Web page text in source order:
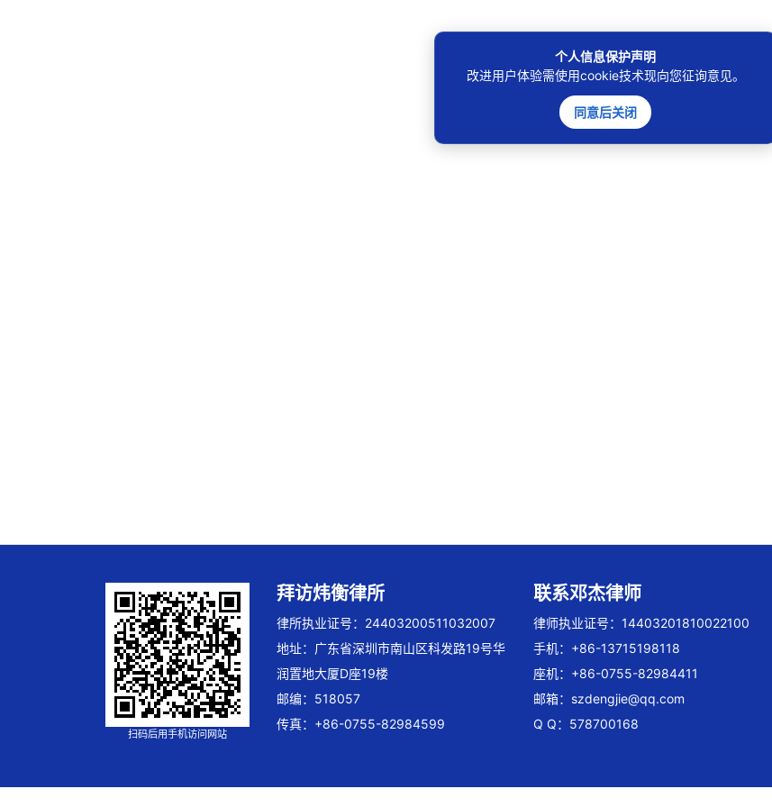
扫码后用手机访问网站
拜访炜衡律所
律所执业证号：24403200511032007
地址：广东省深圳市南山区科发路19号华
润置地大厦D座19楼
邮编：518057
传真：+86-0755-82984599
联系邓杰律师
律师执业证号：14403201810022100
手机：+86-13715198118
座机：+86-0755-82984411
邮箱： szdengjie@qq.com
Q Q：578700168
个人信息保护声明
改进用户体验需使用cookie技术现向您征询意见。
同意后关闭